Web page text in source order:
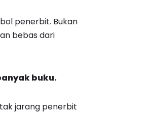
penerbit. Bukan
bebas dari
buku.
jarang penerbit